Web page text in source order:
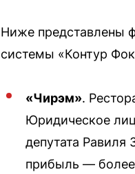
Ниже представлены
системы «Контур
«Чирэм».
Юридическое
депутата Равиля
прибыль —